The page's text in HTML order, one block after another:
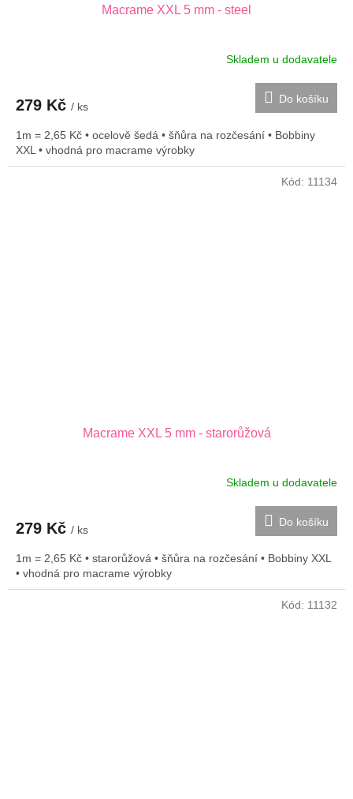
Macrame XXL 5 mm - steel
Skladem u dodavatele
279 Kč / ks
Do košíku
1m = 2,65 Kč • ocelově šedá • šňůra na rozčesání • Bobbiny
XXL • vhodná pro macrame výrobky
Macrame XXL 5 mm - starorůžová
Skladem u dodavatele
279 Kč / ks
Do košíku
1m = 2,65 Kč • starorůžová • šňůra na rozčesání • Bobbiny XXL
• vhodná pro macrame výrobky
Kód: 11134
Kód: 11132